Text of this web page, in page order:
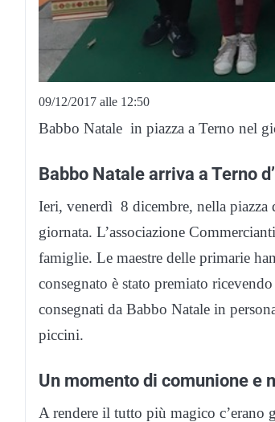
09/12/2017 alle 12:50
Babbo Natale in piazza a Terno nel
Babbo Natale arriva a Terno
Ieri, venerdì 8 dicembre, nella piazza
giornata. L’associazione
famiglie. Le maestre delle primarie
consegnato è stato premiato
consegnati da Babbo Natale in
piccini.
Un momento di comunione e
A rendere il tutto più magico